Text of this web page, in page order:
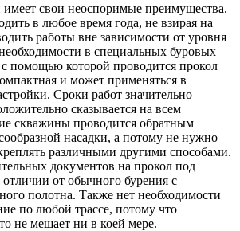
свои неоспоримые преимущества.
в любое время года, не взирая на
работы вне зависимости от уровня
в специальных буровых
с помощью которой проводится прокол
и может применяться в
Сроки работ значительно
сказывается на всем
скважины проводится обратным
насадки, а потому не нужно
различными другими способами.
документов на прокол под
отличии от обычного бурения с
полотна. Также нет необходимости
по любой трассе, потому что
не мешает ни в коей мере.